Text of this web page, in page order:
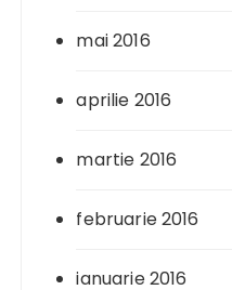
mai 2016
aprilie 2016
martie 2016
februarie 2016
ianuarie 2016